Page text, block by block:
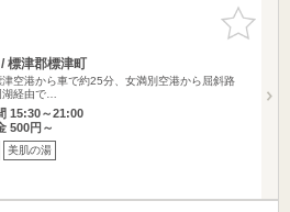
お気に入
りに追加
標津郡標津町
空港から車で約25分、女満別空港から屈斜路
経由で…
15:30～21:00
500円～
美肌の湯